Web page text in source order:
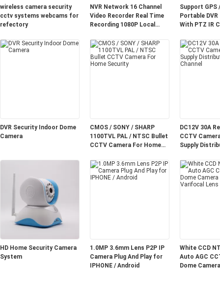
wireless camera security
cctv systems webcams for
refectory
NVR Network 16 Channel
Video Recorder Real Time
Recording 1080P Local
Support GPS
Portable
With PTZ IR
DVR Security Indoor Dome
Camera
CMOS / SONY / SHARP
1100TVL PAL / NTSC Bullet
CCTV Camera For Home
DC12V 30A
CCTV
Supply
HD Home Security Camera
System
1.0MP 3.6mm Lens P2P IP
Camera Plug And Play for
IPHONE / Android
White CCD
Auto AGC
Dome